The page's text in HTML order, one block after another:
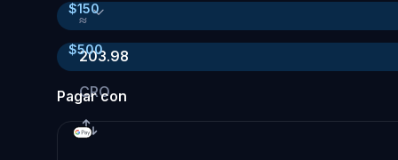
≈
203.98
CRO
$150
$500
Pagar con